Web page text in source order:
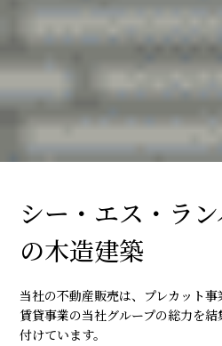
シー・エス・ラ
の木造建築
当社の不動産販売は、プレカット
賃貸事業の当社グループの総力を
付けています。